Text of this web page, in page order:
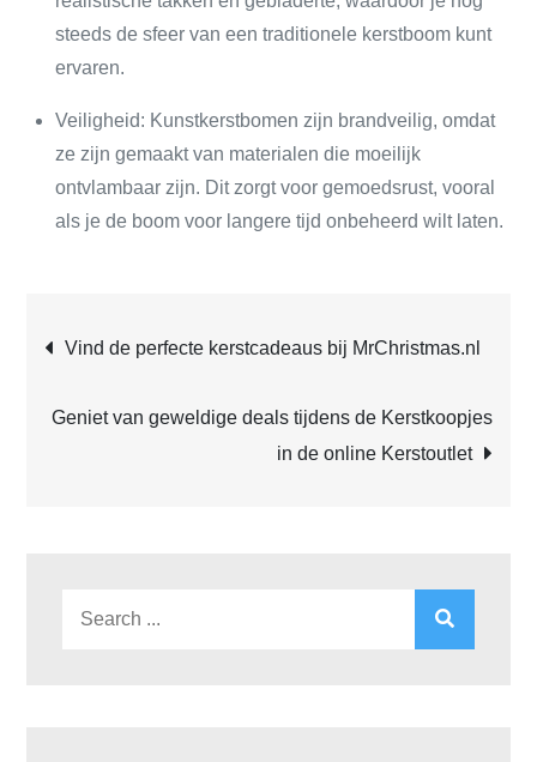
steeds de sfeer van een traditionele kerstboom kunt
ervaren.
Veiligheid: Kunstkerstbomen zijn brandveilig, omdat
ze zijn gemaakt van materialen die moeilijk
ontvlambaar zijn. Dit zorgt voor gemoedsrust, vooral
als je de boom voor langere tijd onbeheerd wilt laten.
Post
navigation
Vind de perfecte kerstcadeaus bij MrChristmas.nl
Geniet van geweldige deals tijdens de Kerstkoopjes
in de online Kerstoutlet